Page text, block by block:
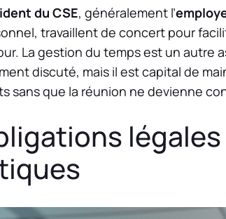
du CSE, généralement l’
travaillent de concert pour
La gestion du temps est un autre
discuté, mais il est capital de
sans que la réunion ne devienne